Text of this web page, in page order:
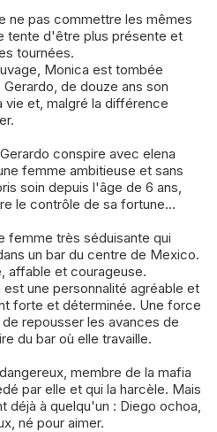
ne pas commettre les mêmes
tente d'être plus présente et
tournées.
Monica est tombée
de douze ans son
vie et, malgré la différence
conspire avec elena
femme ambitieuse et sans
soin depuis l'âge de 6 ans,
le contrôle de sa fortune...
femme très séduisante qui
un bar du centre de Mexico.
affable et courageuse.
une personnalité agréable et
forte et déterminée. Une force
repousser les avances de
du bar où elle travaille.
membre de la mafia
par elle et qui la harcèle. Mais
à quelqu'un : Diego ochoa,
né pour aimer.